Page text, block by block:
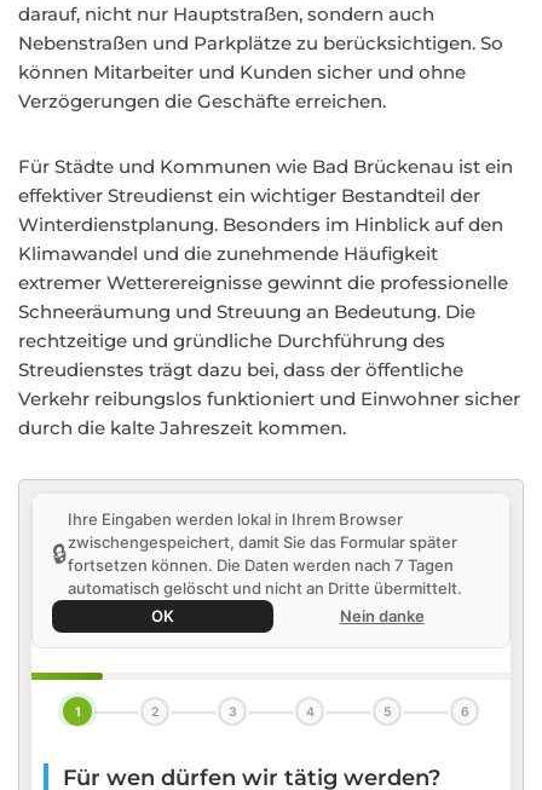
darauf, nicht nur Hauptstraßen, sondern auch
Nebenstraßen und Parkplätze zu berücksichtigen. So
können Mitarbeiter und Kunden sicher und ohne
Verzögerungen die Geschäfte erreichen.
Für Städte und Kommunen wie Bad Brückenau ist ein
effektiver Streudienst ein wichtiger Bestandteil der
Winterdienstplanung. Besonders im Hinblick auf den
Klimawandel und die zunehmende Häufigkeit
extremer Wetterereignisse gewinnt die professionelle
Schneeräumung und Streuung an Bedeutung. Die
rechtzeitige und gründliche Durchführung des
Streudienstes trägt dazu bei, dass der öffentliche
Verkehr reibungslos funktioniert und Einwohner sicher
durch die kalte Jahreszeit kommen.
🔒
Ihre Eingaben werden lokal in Ihrem Browser
zwischengespeichert, damit Sie das Formular später
fortsetzen können. Die Daten werden nach 7 Tagen
automatisch gelöscht und nicht an Dritte übermittelt.
OK
Nein danke
1 2 3 4 5 6
Für wen dürfen wir tätig werden?